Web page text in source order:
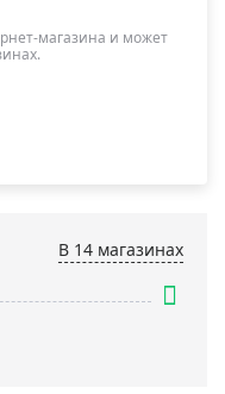
магазина и может
В 14 магазинах